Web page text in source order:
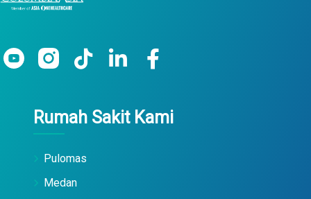
Rumah Sakit Kami
Pulomas
Medan